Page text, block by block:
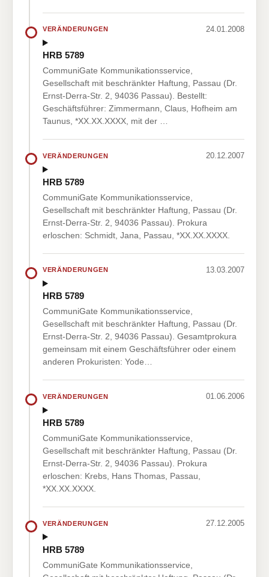
VERÄNDERUNGEN 24.01.2008
HRB 5789
CommuniGate Kommunikationsservice,
Gesellschaft mit beschränkter Haftung, Passau (Dr.
Ernst-Derra-Str. 2, 94036 Passau). Bestellt:
Geschäftsführer: Zimmermann, Claus, Hofheim am
Taunus, *XX.XX.XXXX, mit der …
VERÄNDERUNGEN 20.12.2007
HRB 5789
CommuniGate Kommunikationsservice,
Gesellschaft mit beschränkter Haftung, Passau (Dr.
Ernst-Derra-Str. 2, 94036 Passau). Prokura
erloschen: Schmidt, Jana, Passau, *XX.XX.XXXX.
VERÄNDERUNGEN 13.03.2007
HRB 5789
CommuniGate Kommunikationsservice,
Gesellschaft mit beschränkter Haftung, Passau (Dr.
Ernst-Derra-Str. 2, 94036 Passau). Gesamtprokura
gemeinsam mit einem Geschäftsführer oder einem
anderen Prokuristen: Yode…
VERÄNDERUNGEN 01.06.2006
HRB 5789
CommuniGate Kommunikationsservice,
Gesellschaft mit beschränkter Haftung, Passau (Dr.
Ernst-Derra-Str. 2, 94036 Passau). Prokura
erloschen: Krebs, Hans Thomas, Passau,
*XX.XX.XXXX.
VERÄNDERUNGEN 27.12.2005
HRB 5789
CommuniGate Kommunikationsservice,